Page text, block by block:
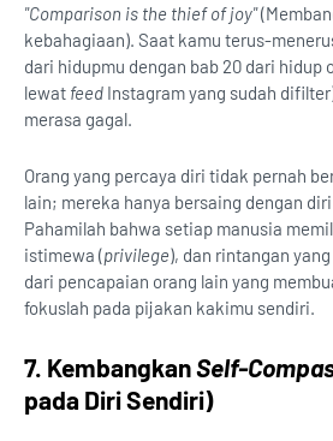
"Comparison is the thief of joy"
kebahagiaan). Saat kamu terus-
dari hidupmu dengan bab 20 dari hidup
lewat feed Instagram yang sudah
merasa gagal.
Orang yang percaya diri tidak pernah
lain; mereka hanya bersaing dengan
Pahamilah bahwa setiap manusia
istimewa (privilege), dan rintangan
dari pencapaian orang lain yang
fokuslah pada pijakan kakimu sendiri.
7. KembangkanSelf-
pada Diri Sendiri)